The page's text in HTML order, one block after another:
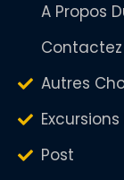
A Propos
Contactez
Autres
Post